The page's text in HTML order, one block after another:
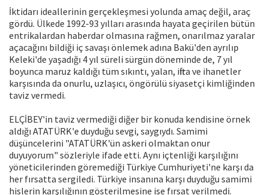
İktidarı ideallerinin gerçekleşmesi yolunda amaç değil, araç
gördü. Ülkede 1992-93 yılları arasında hayata geçirilen bütün
entrikalardan haberdar olmasına rağmen, onarılmaz yaralar
açacağını bildiği iç savaşı önlemek adına Bakü'den ayrılıp
Keleki'de yaşadığı 4 yıl süreli sürgün döneminde de, 7 yıl
boyunca maruz kaldığı tüm sıkıntı, yalan, iftira ve ihanetler
karşısında da onurlu, uzlaşıcı, öngörülü siyasetçi kimliğinden
taviz vermedi.
ELÇİBEY'in taviz vermediği diğer bir konuda kendisine örnek
aldığı ATATÜRK'e duyduğu sevgi, saygıydı. Samimi
düşüncelerini "ATATÜRK'ün askeri olmaktan onur
duyuyorum" sözleriyle ifade etti. Aynı içtenliği karşılığını
yöneticilerinden göremediği Türkiye Cumhuriyeti'ne karşı da
her fırsatta sergiledi. Türkiye insanına karşı duyduğu samimi
hislerin karşılığının gösterilmesine ise fırsat verilmedi.